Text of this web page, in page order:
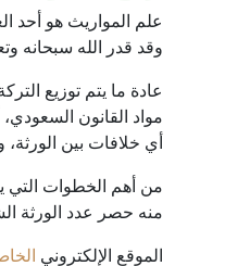
علم المواريث هو أحد
وقد قدر الله سبحانه
عادة ما يتم توزيع
مواد القانون
أي خلافات بين الورثة،
من أهم الخطوات التي
منه حصر عدد الورثة
الموقع الإلكتروني